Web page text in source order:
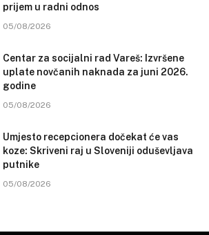
prijem u radni odnos
05/08/2026
Centar za socijalni rad Vareš: Izvršene
uplate novčanih naknada za juni 2026.
godine
05/08/2026
Umjesto recepcionera dočekat će vas
koze: Skriveni raj u Sloveniji oduševljava
putnike
05/08/2026